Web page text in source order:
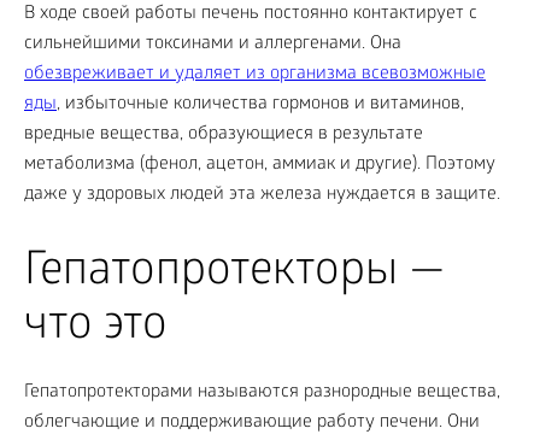
В ходе своей работы печень постоянно контактирует с
сильнейшими токсинами и аллергенами. Она
обезвреживает и удаляет из организма всевозможные
яды, избыточные количества гормонов и витаминов,
вредные вещества, образующиеся в результате
метаболизма (фенол, ацетон, аммиак и другие). Поэтому
даже у здоровых людей эта железа нуждается в защите.
Гепатопротекторы —
что это
Гепатопротекторами называются разнородные вещества,
облегчающие и поддерживающие работу печени. Они